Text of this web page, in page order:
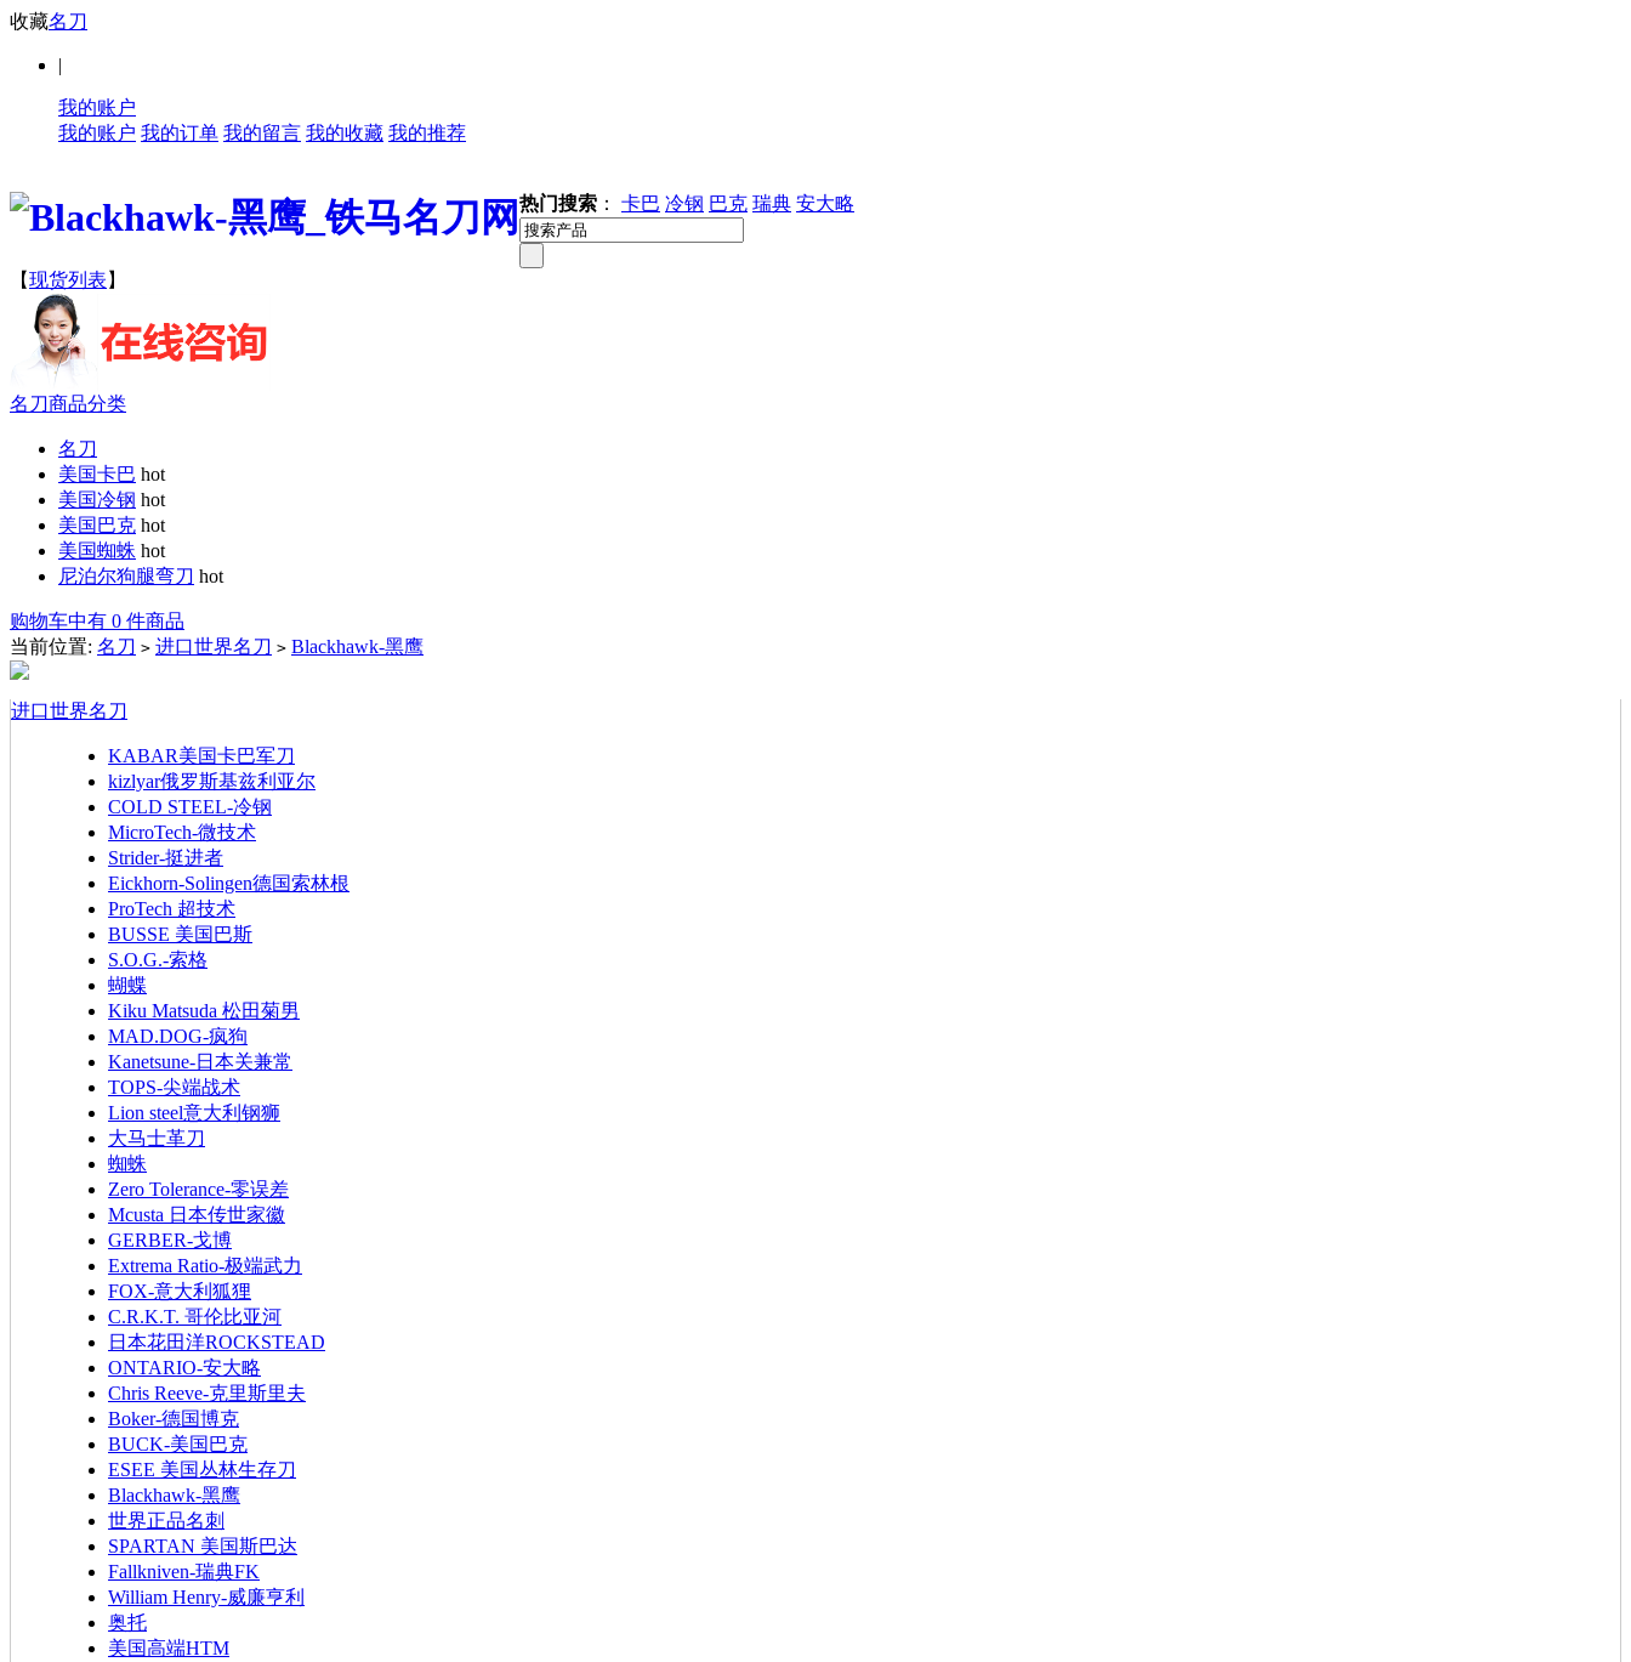
收藏名刀
|
我的账户
我的账户 我的订单 我的留言 我的收藏 我的推荐
热门搜索 ： 卡巴 冷钢 巴克 瑞典 安大略
【现货列表 】
名刀商品分类
名刀
美国卡巴 hot
美国冷钢 hot
美国巴克 hot
美国蜘蛛 hot
尼泊尔狗腿弯刀 hot
购物车中有 0 件商品
当前位置: 名刀 > 进口世界名刀 > Blackhawk-黑鹰
进口世界名刀
KABAR美国卡巴军刀
kizlyar俄罗斯基兹利亚尔
COLD STEEL-冷钢
MicroTech-微技术
Strider-挺进者
Eickhorn-Solingen德国索林根
ProTech 超技术
BUSSE 美国巴斯
S.O.G.-索格
蝴蝶
Kiku Matsuda 松田菊男
MAD.DOG-疯狗
Kanetsune-日本关兼常
TOPS-尖端战术
Lion steel意大利钢狮
大马士革刀
蜘蛛
Zero Tolerance-零误差
Mcusta 日本传世家徽
GERBER-戈博
Extrema Ratio-极端武力
FOX-意大利狐狸
C.R.K.T. 哥伦比亚河
日本花田洋ROCKSTEAD
ONTARIO-安大略
Chris Reeve-克里斯里夫
Boker-德国博克
BUCK-美国巴克
ESEE 美国丛林生存刀
Blackhawk-黑鹰
世界正品名刺
SPARTAN 美国斯巴达
Fallkniven-瑞典FK
William Henry-威廉亨利
奥托
美国高端HTM